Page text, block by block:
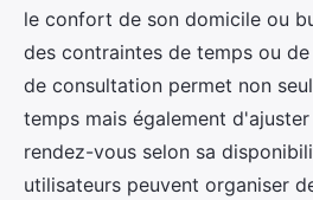
le confort de son domicile ou
des contraintes de temps ou
de consultation permet non
temps mais également
rendez-vous selon sa
utilisateurs peuvent organiser